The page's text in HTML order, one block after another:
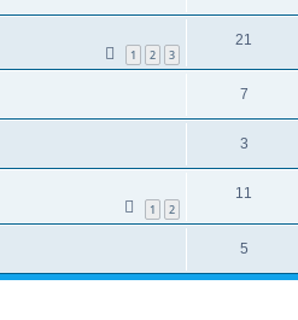
1 2 3
21
7
3
1 2
11
5